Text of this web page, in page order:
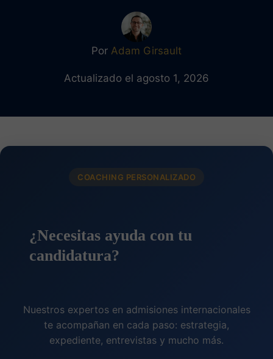
Por Adam Girsault
Actualizado el agosto 1, 2026
COACHING PERSONALIZADO
¿Necesitas ayuda con tu
candidatura?
Nuestros expertos en admisiones internacionales
te acompañan en cada paso: estrategia,
expediente, entrevistas y mucho más.